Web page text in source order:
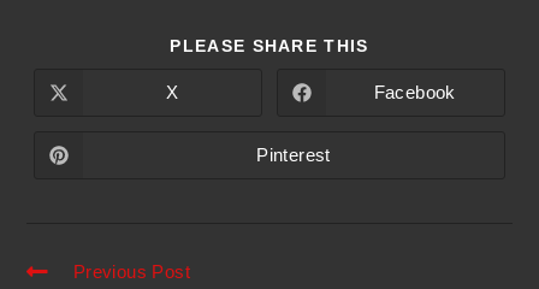
PLEASE SHARE THIS
X Facebook
Pinterest
Previous Post